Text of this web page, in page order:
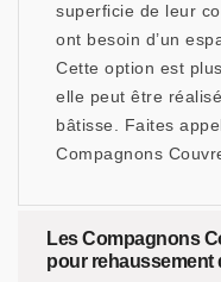
superficie de leur
ont besoin d’un
Cette option est
elle peut être
bâtisse. Faites
Compagnons
Les Compagnons
pour rehaussement